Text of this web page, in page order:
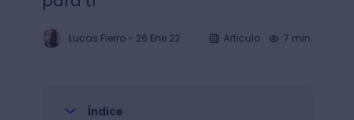
Lucas Fierro- 26 Ene 22 Articulo 7 min.
Índice